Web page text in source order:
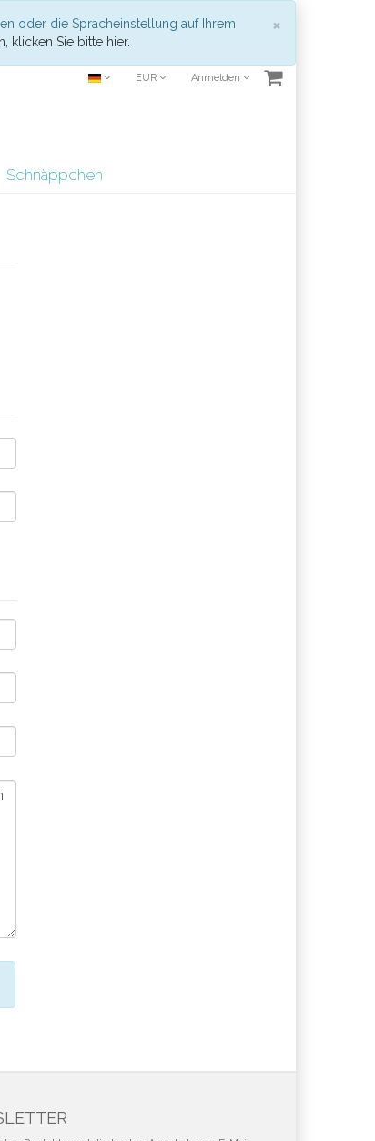
×
oder die Spracheinstellung auf Ihrem
klicken Sie bitte hier.
EUR Anmelden
Schnäppchen